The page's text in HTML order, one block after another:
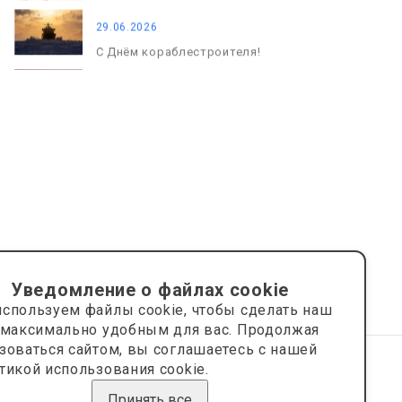
29.06.2026
С Днём кораблестроителя!
Сайт носит информационный характер и не является
Уведомление о файлах cookie
файлы cookie, чтобы сделать наш
максимально удобным для вас. Продолжая
сайтом, вы соглашаетесь с нашей
использования cookie.